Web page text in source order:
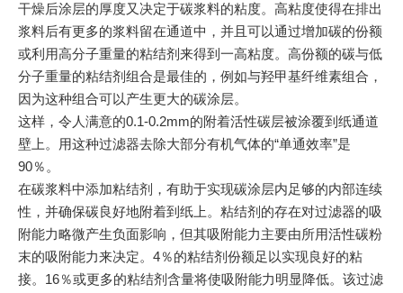
干燥后涂层的厚度又决定于碳浆料的粘度。高粘度使得在排出
浆料后有更多的浆料留在通道中，并且可以通过增加碳的份额
或利用高分子重量的粘结剂来得到一高粘度。高份额的碳与低
分子重量的粘结剂组合是最佳的，例如与羟甲基纤维素组合，
因为这种组合可以产生更大的碳涂层。
这样，令人满意的0.1-0.2mm的附着活性碳层被涂覆到纸通道
壁上。用这种过滤器去除大部分有机气体的“单通效率”是
90％。
在碳浆料中添加粘结剂，有助于实现碳涂层内足够的内部连续
性，并确保碳良好地附着到纸上。粘结剂的存在对过滤器的吸
附能力略微产生负面影响，但其吸附能力主要由所用活性碳粉
末的吸附能力来决定。4％的粘结剂份额足以实现良好的粘
接。16％或更多的粘结剂含量将使吸附能力明显降低。该过滤